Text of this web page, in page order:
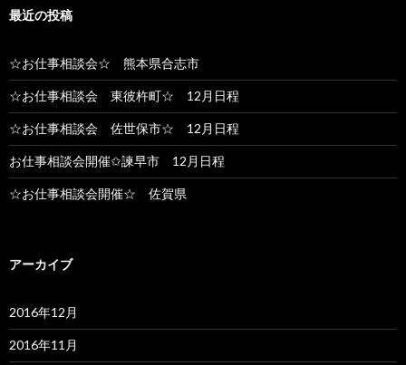
最近の投稿
☆お仕事相談会☆ 熊本県合志市
☆お仕事相談会 東彼杵町☆ 12月日程
☆お仕事相談会 佐世保市☆ 12月日程
お仕事相談会開催✩諫早市 12月日程
☆お仕事相談会開催☆ 佐賀県
アーカイブ
2016年12月
2016年11月